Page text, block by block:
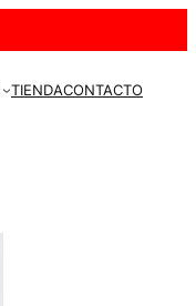
TIENDACONTACTO